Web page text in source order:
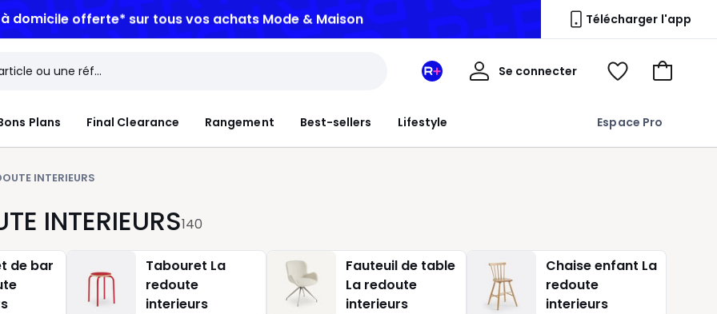
domicile offerte* sur tous vos achats Mode & Maison Télécharger l'app
Plans Final Clearance Rangement Best-sellers Lifestyle Espace Pro
Mon
Redoute
Se connecter
Mon
Voir
Aller
INTERIEURS
INTERIEURS140
de bar
Tabouret La
redoute
interieurs
Fauteuil de table
La redoute
interieurs
Chaise enfant La
redoute
interieurs